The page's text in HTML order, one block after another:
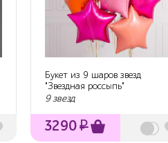
Букет из 9 шаров звезд
"Звездная россыпь"
9 звезд
3290₽